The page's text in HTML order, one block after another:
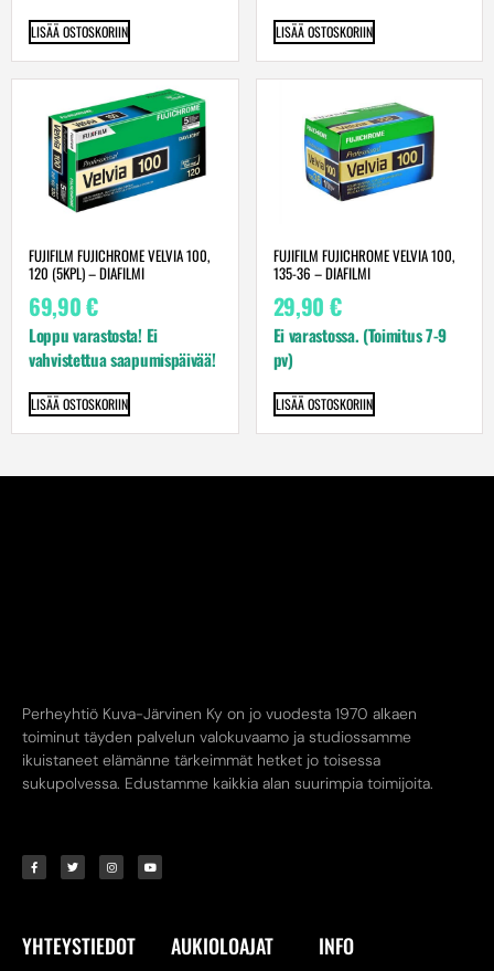
LISÄÄ OSTOSKORIIN LISÄÄ OSTOSKORIIN
FUJIFILM FUJICHROME VELVIA 100,
120 (5KPL) – DIAFILMI
69,90€
Loppu varastosta! Ei
vahvistettua saapumispäivää!
LISÄÄ OSTOSKORIIN
FUJIFILM FUJICHROME VELVIA 100,
135-36 – DIAFILMI
29,90 €
Ei varastossa. (Toimitus 7-9
pv)
LISÄÄ OSTOSKORIIN
Perheyhtiö Kuva-Järvinen Ky on jo vuodesta 1970 alkaen
toiminut täyden palvelun valokuvaamo ja studiossamme
ikuistaneet elämänne tärkeimmät hetket jo toisessa
sukupolvessa. Edustamme kaikkia alan suurimpia toimijoita.
YHTEYSTIEDOT AUKIOLOAJAT INFO